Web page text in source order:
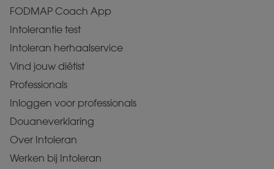
FODMAP Coach App
Intolerantie test
Intoleran herhaalservice
Vind jouw diëtist
Professionals
Inloggen voor professionals
Douaneverklaring
Over Intoleran
Werken bij Intoleran